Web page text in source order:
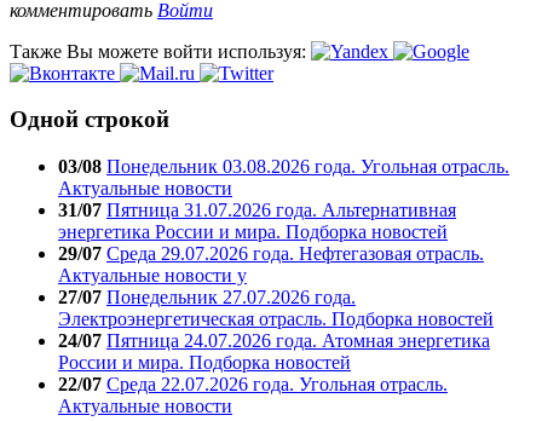
комментировать Войти
Также Вы можете войти используя:
Одной строкой
03/08 Понедельник 03.08.2026 года. Угольная отрасль.
Актуальные новости
31/07 Пятница 31.07.2026 года. Альтернативная
энергетика России и мира. Подборка новостей
29/07 Среда 29.07.2026 года. Нефтегазовая отрасль.
Актуальные новости у
27/07 Понедельник 27.07.2026 года.
Электроэнергетическая отрасль. Подборка новостей
24/07 Пятница 24.07.2026 года. Атомная энергетика
России и мира. Подборка новостей
22/07 Среда 22.07.2026 года. Угольная отрасль.
Актуальные новости